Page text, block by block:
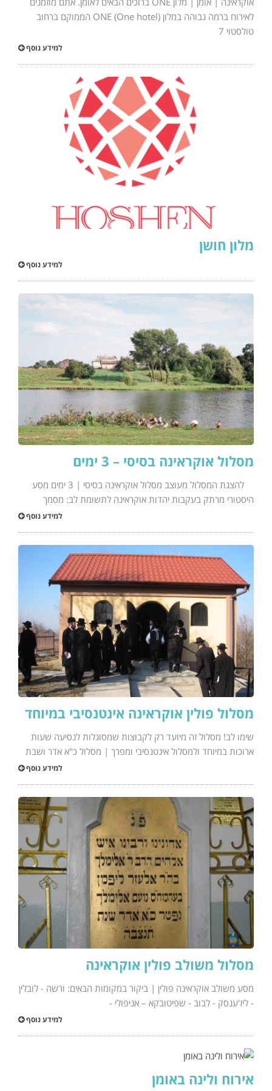
לאירוח ברמה גבוהה במלון ONE (One hotel) הממוקם ברחוב
טולסטוי 7
למידע נוסף
מלון חושן
למידע נוסף
מסלול אוקראינה בסיסי – 3 ימים
להצגת המסלול מעוצב מסלול אוקראינה בסיסי | 3 ימים מסע
היסטורי מרתק בעקבות יהדות אוקראינה לתשומת לב: מסמך
למידע נוסף
מסלול פולין אוקראינה אינטנסיבי במיוחד
שימו לב! מסלול זה מיועד רק לקבוצות שמסוגלות לנסיעה שעות
ארוכות במיוחד ולמסלול אינטנסיבי ומפרך | מסלול כ"א אדר ושבת
למידע נוסף
מסלול משולב פולין אוקראינה
מסע משולב אוקראינה פולין | ביקור במקומות הבאים: ורשה - לובלין
- ליז'ענסק - לבוב - שפיטובקא – אניפולי -
למידע נוסף
אירוח ולינה באומן